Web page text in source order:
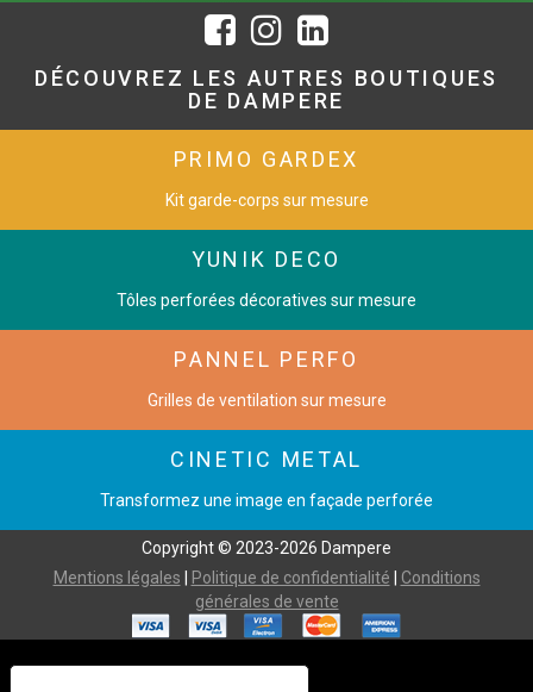
DÉCOUVREZ LES AUTRES BOUTIQUES
DE DAMPERE
PRIMO GARDEX
Kit garde-corps sur mesure
YUNIK DECO
Tôles perforées décoratives sur mesure
PANNEL PERFO
Grilles de ventilation sur mesure
CINETIC METAL
Transformez une image en façade perforée
Copyright © 2023-2026 Dampere
Mentions légales
Politique de confidentialité
Conditions
générales de vente